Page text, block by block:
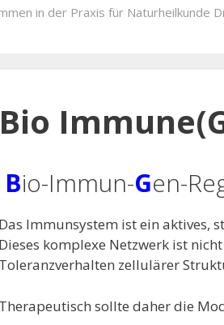
in der Praxis für Naturheilkunde
Bio
Bio-Immun-Gen-
Das Immunsystem ist ein aktives,
Dieses komplexe Netzwerk ist
Toleranzverhalten zellulärer
Therapeutisch sollte daher die